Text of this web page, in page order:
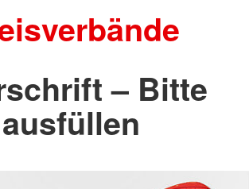
– Bitte
ausfüllen